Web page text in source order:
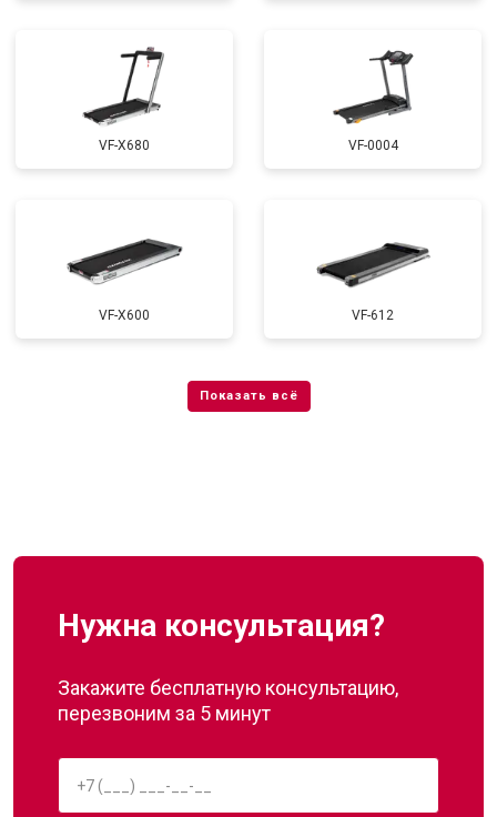
VF-X680 VF-0004
VF-X600 VF-612
Нужна консультация?
Закажите бесплатную консультацию,
перезвоним за 5 минут